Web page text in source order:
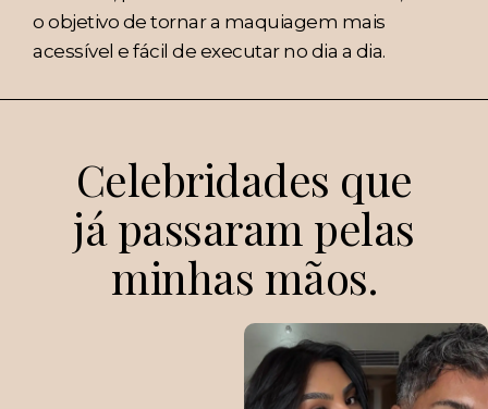
o objetivo de tornar a maquiagem mais
acessível e fácil de executar no dia a dia.
Celebridades que
já passaram pelas
minhas mãos.